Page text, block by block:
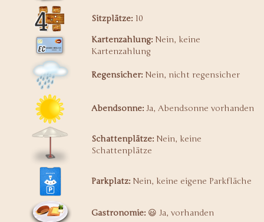
Sitzplätze: 10
Kartenzahlung: Nein, keine
Kartenzahlung
Regensicher: Nein, nicht regensicher
Abendsonne: Ja, Abendsonne vorhanden
Schattenplätze: Nein, keine
Schattenplätze
Parkplatz: Nein, keine eigene Parkfläche
Gastronomie: 😃 Ja, vorhanden